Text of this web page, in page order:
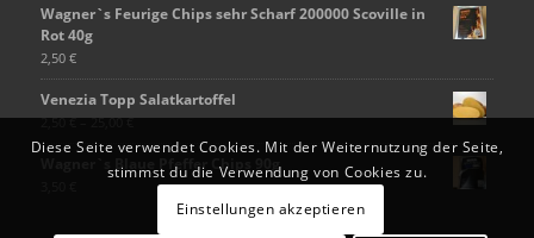
Wagner`s Feurige Chips sehr Scharf 200000 Scoville in
Rot 40g
2,50 €
Venezia Topp Salatkartoffel
2,50€ –25,00€
Wagner`s Blaue Pfeffer Chips 90g
Diese Seite verwendet Cookies. Mit der Weiternutzung der Seite,
stimmst du die Verwendung von Cookies zu.
Einstellungen akzeptieren